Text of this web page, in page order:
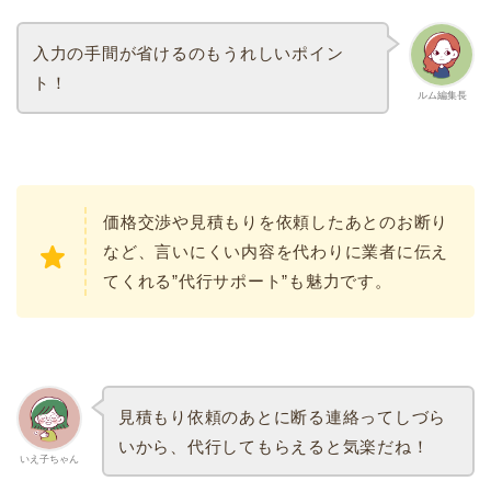
ルム編集長
入力の手間が省けるのもうれしいポイン
ト！
価格交渉や見積もりを依頼したあとのお断り
など、言いにくい内容を代わりに業者に伝え
てくれる”代行サポート”も魅力です。
いえ子ちゃん
見積もり依頼のあとに断る連絡ってしづら
いから、代行してもらえると気楽だね！